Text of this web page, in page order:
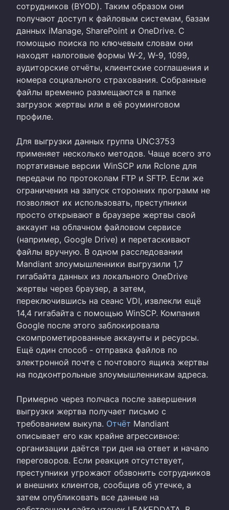
сотрудников (BYOD). Таким образом они
получают доступ к файловым системам, базам
данных iManage, SharePoint и OneDrive. С
помощью поиска по ключевым словам они
находят налоговые формы W-2, W-9, 1099,
аудиторские отчёты, клиентские соглашения и
номера социального страхования. Собранные
файлы временно размещаются в папке
загрузок жертвы или в её роуминговом
профиле.
Для выгрузки данных группа UNC3753
применяет несколько методов. Чаще всего это
портативные версии WinSCP или Rclone для
передачи по протоколам FTP и SFTP. Если же
ограничения на запуск сторонних программ не
позволяют их использовать, преступники
просто открывают в браузере жертвы свой
аккаунт на облачном файловом сервисе
(например, Google Drive) и перетаскивают
файлы вручную. В одном расследовании
Mandiant злоумышленники выгрузили 1,7
гигабайта данных из локального OneDrive
жертвы через браузер, а затем,
переключившись на сеанс VDI, извлекли ещё
14,4 гигабайта с помощью WinSCP. Компания
Google после этого заблокировала
скомпрометированные аккаунты и ресурсы.
Ещё один способ - отправка файлов по
электронной почте с почтового ящика жертвы
на подконтрольные злоумышленникам адреса.
Примерно через полчаса после завершения
выгрузки жертва получает письмо с
требованием выкупа. Отчёт Mandiant
описывает его как крайне агрессивное:
организации даётся три дня на ответ и начало
переговоров. Если реакция отсутствует,
преступники угрожают обзвонить сотрудников
и внешних клиентов, сообщив об утечке, а
затем опубликовать все данные на